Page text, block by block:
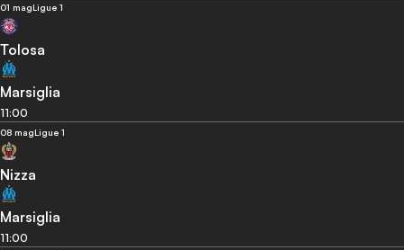
01 magLigue 1
Tolosa
Marsiglia
11:00
08 magLigue 1
Nizza
Marsiglia
11:00